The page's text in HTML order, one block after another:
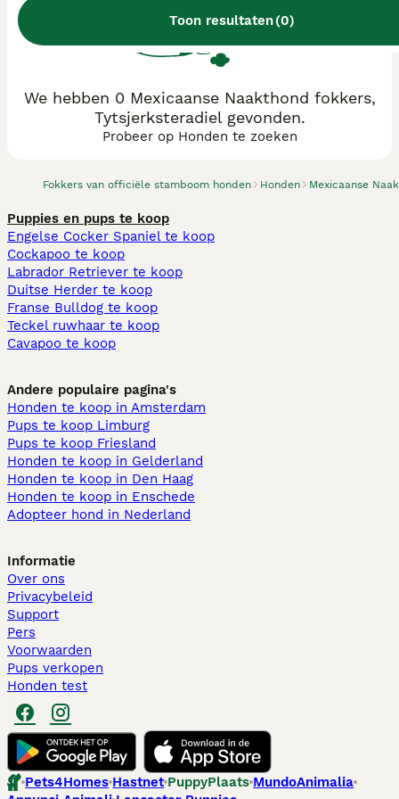
Toon resultaten(0)
Fokkers van officiële stamboom honden Honden Mexicaanse
We hebben 0 Mexicaanse Naakthond fokkers,
Tytsjerksteradiel gevonden.
Probeer op Honden te zoeken
Puppies en pups te koop
Engelse Cocker Spaniel te koop
Cockapoo te koop
Labrador Retriever te koop
Duitse Herder te koop
Franse Bulldog te koop
Teckel ruwhaar te koop
Cavapoo te koop
Andere populaire pagina's
Honden te koop in Amsterdam
Pups te koop Limburg​
Pups te koop Friesland​
Honden te koop in Gelderland
Honden te koop in Den Haag
Honden te koop in Enschede
Adopteer hond in Nederland
Informatie
Over ons
Privacybeleid
Support
Pers
Voorwaarden
Pups verkopen
Honden test
Pets4Homes Hastnet PuppyPlaats MundoAnimalia